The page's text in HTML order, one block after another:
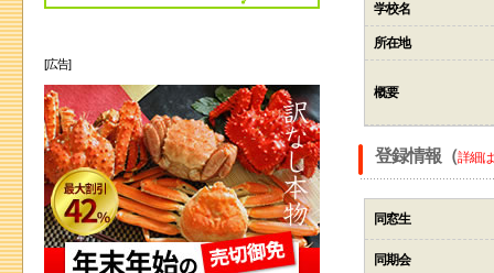
学校名
所在地
概要
登録情報（詳細
同窓生
同期会
[広告]